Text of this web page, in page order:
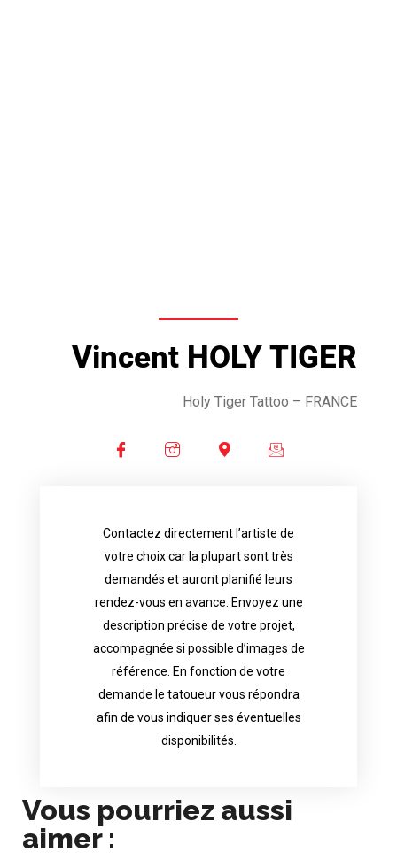
Vincent HOLY TIGER
Holy Tiger Tattoo – FRANCE
Contactez directement l’artiste de
votre choix car la plupart sont très
demandés et auront planifié leurs
rendez-vous en avance. Envoyez une
description précise de votre projet,
accompagnée si possible d’images de
référence. En fonction de votre
demande le tatoueur vous répondra
afin de vous indiquer ses éventuelles
disponibilités.
Contact directly the artist of your
choice because most are in great
appointments in advance. Send an
accurate description of your project, if
possible attached with reference
images. Depending your request, the
tattoo artist will answer to tell you his
Vous pourriez aussi
aimer :